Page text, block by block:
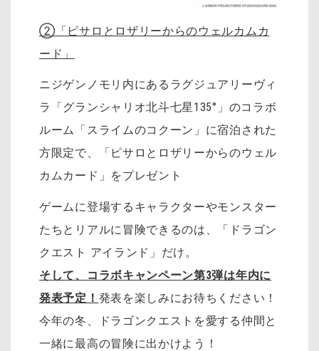
②「ピサロとロザリーからのウェルカムカ
ード」
ニジゲンノモリ内にあるラグジュアリーヴィ
ラ「グランシャリオ北斗七星135°」のコラボ
ルーム「スライムのコクーン」に宿泊された
方限定で、「ピサロとロザリーからのウェル
カムカード」をプレゼント
ゲームに登場するキャラクターやモンスター
たちとリアルに冒険できるのは、「ドラゴン
クエスト アイランド」だけ。
そして、コラボキャンペーン第3弾は年内に
発表予定！ 発表を楽しみにお待ちください！
今年の冬、ドラゴンクエストを愛する仲間と
一緒に最高の冒険に出かけよう！